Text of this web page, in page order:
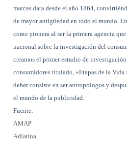
marcas data desde el año 1864,
de mayor antigüedad en todo el mundo.
como pionera al ser la primera agencia
nacional sobre la investigación del
creamos el primer estudio de
consumidores titulado, «Etapas de la Vida.
deber consiste en ser antropólogos y
el mundo de la publicidad.
Fuente:
AMAP
Adlatina